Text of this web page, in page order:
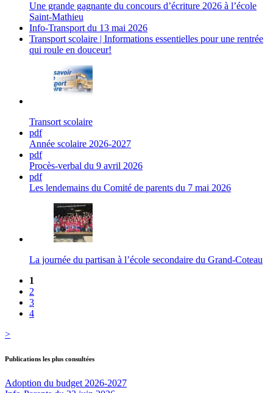
Une grande gagnante du concours d’écriture 2026 à l’école
Saint-Mathieu
Info-Transport du 13 mai 2026
Transport scolaire | Informations essentielles pour une rentrée
qui roule en douceur!
Transort scolaire
pdf
Année scolaire 2026-2027
pdf
Procès-verbal du 9 avril 2026
pdf
Les lendemains du Comité de parents du 7 mai 2026
La journée du partisan à l’école secondaire du Grand-Coteau
1
2
3
4
>
Publications les plus consultées
Adoption du budget 2026-2027